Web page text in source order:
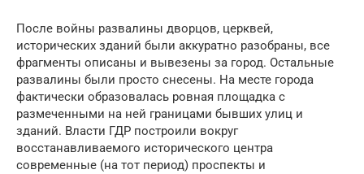
После войны развалины дворцов, церквей,
исторических зданий были аккуратно разобраны, все
фрагменты описаны и вывезены за город. Остальные
развалины были просто снесены. На месте города
фактически образовалась ровная площадка с
размеченными на ней границами бывших улиц и
зданий. Власти ГДР построили вокруг
восстанавливаемого исторического центра
современные (на тот период) проспекты и